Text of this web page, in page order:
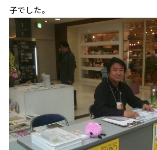
子でした。